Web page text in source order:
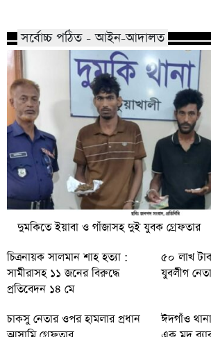
সর্বোচ্চ পঠিত - আইন-আদালত
দুমকিতে ইয়াবা ও গাঁজাসহ দুই যুবক গ্রেফতার
চিত্রনায়ক সালমান শাহ হত্যা :
সামীরাসহ ১১ জনের বিরুদ্ধে
প্রতিবেদন ১৪ মে
৫০ লাখ
যুবলীগ
চাকসু নেতার ওপর হামলার প্রধান
ঈদগাঁও